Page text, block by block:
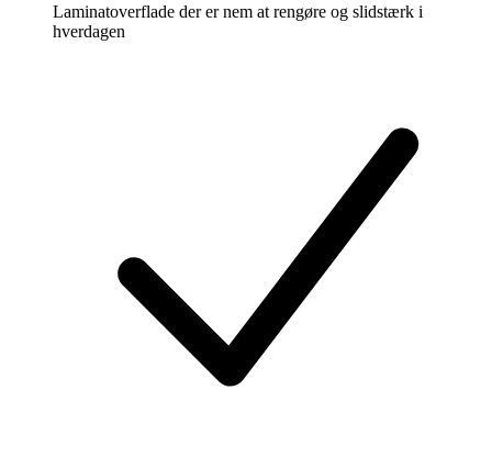
Laminatoverflade der er nem at rengøre og slidstærk i
hverdagen